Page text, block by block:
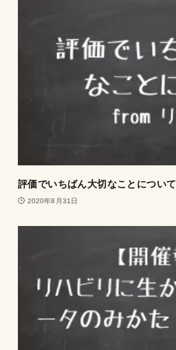
評価でいちばん大切なことについて
2020年8月31日